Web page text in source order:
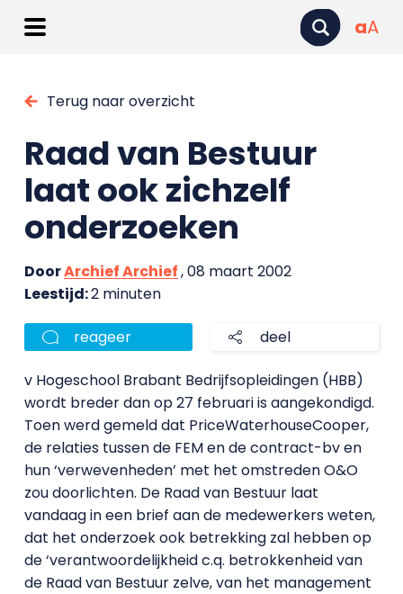
aA
Terug naar overzicht
Raad van Bestuur
laat ook zichzelf
onderzoeken
DoorArchief Archief, 08 maart 2002
Leestijd:2 minuten
reageer deel
v Hogeschool Brabant Bedrijfsopleidingen (HBB)
wordt breder dan op 27 februari is aangekondigd.
Toen werd gemeld dat PriceWaterhouseCooper,
de relaties tussen de FEM en de contract-bv en
hun ‘verwevenheden’ met het omstreden O&O
zou doorlichten. De Raad van Bestuur laat
vandaag in een brief aan de medewerkers weten,
dat het onderzoek ook betrekking zal hebben op
de ‘verantwoordelijkheid c.q. betrokkenheid van
de Raad van Bestuur zelve, van het management